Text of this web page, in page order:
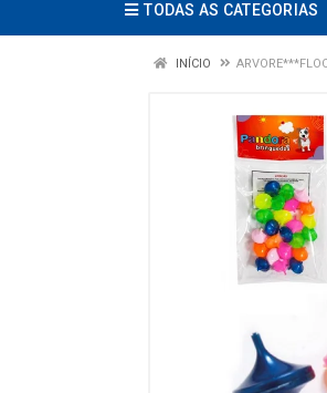
TODAS AS CATEGORIAS
INÍCIO